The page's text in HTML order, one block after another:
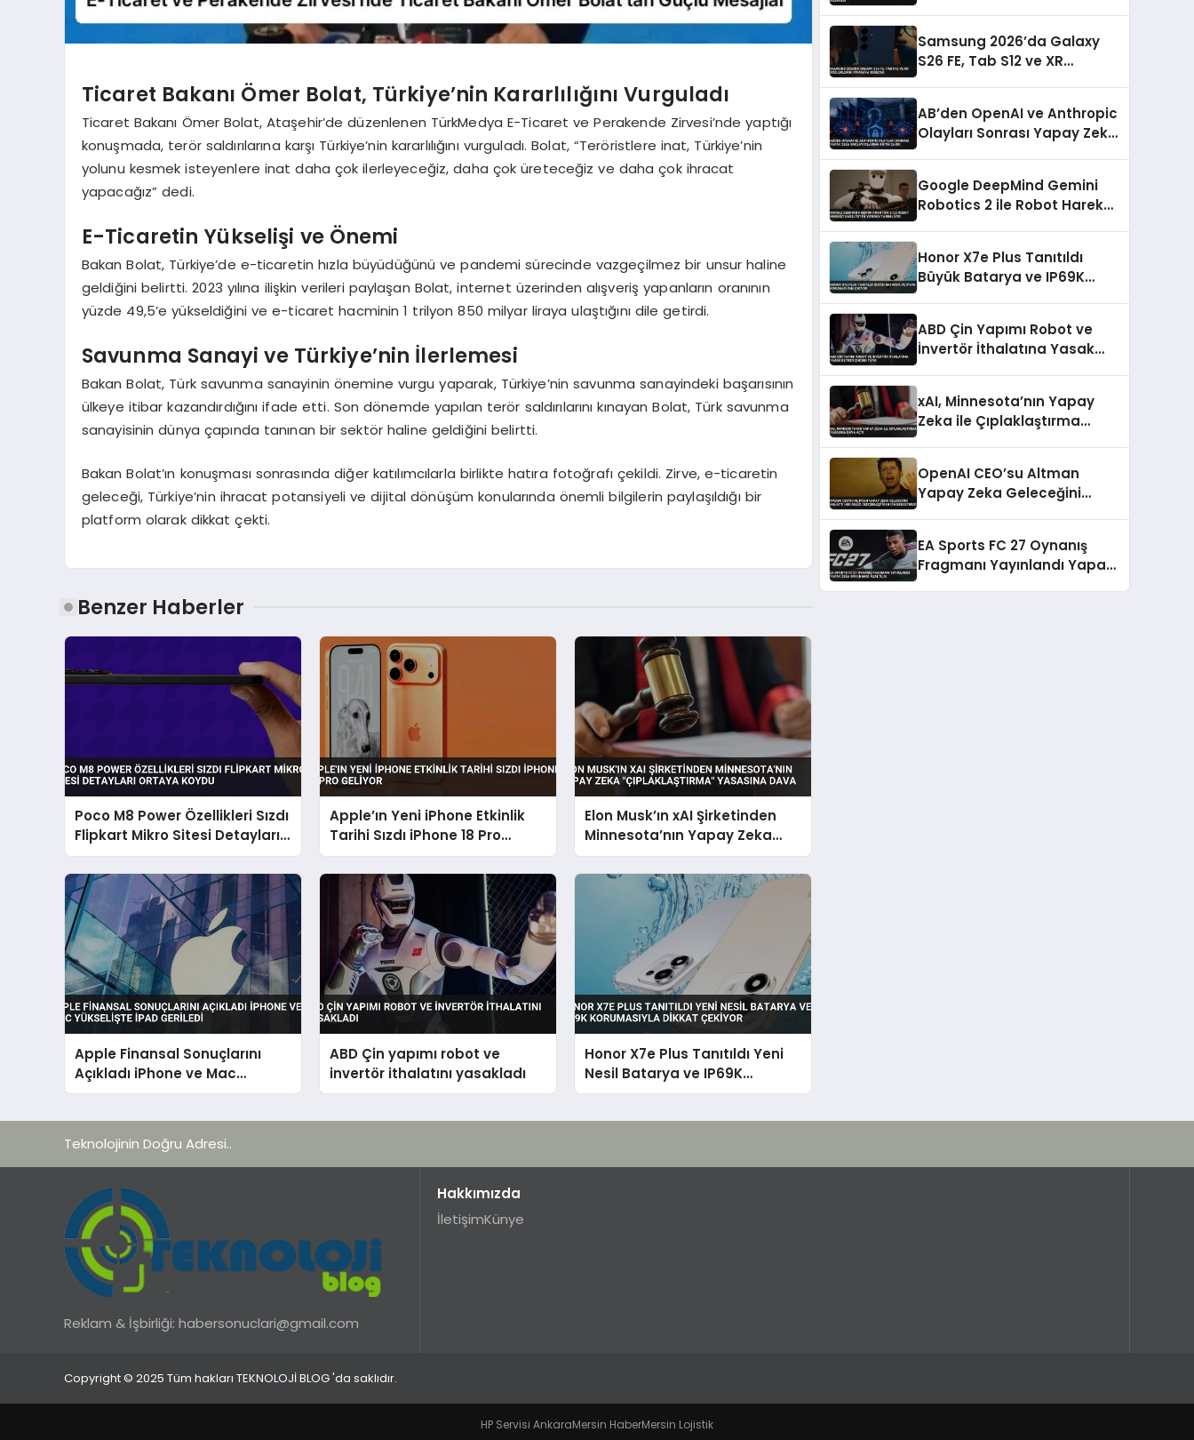
Ticaret Bakanı Ömer Bolat, Türkiye’nin Kararlılığını Vurguladı
Ticaret Bakanı Ömer Bolat, Ataşehir’de düzenlenen TürkMedya E-Ticaret ve Perakende Zirvesi’nde yaptığı
konuşmada, terör saldırılarına karşı Türkiye’nin kararlılığını vurguladı. Bolat, “Teröristlere inat, Türkiye’nin
yolunu kesmek isteyenlere inat daha çok ilerleyeceğiz, daha çok üreteceğiz ve daha çok ihracat
yapacağız” dedi.
E-Ticaretin Yükselişi ve Önemi
Bakan Bolat, Türkiye’de e-ticaretin hızla büyüdüğünü ve pandemi sürecinde vazgeçilmez bir unsur haline
geldiğini belirtti. 2023 yılına ilişkin verileri paylaşan Bolat, internet üzerinden alışveriş yapanların oranının
yüzde 49,5’e yükseldiğini ve e-ticaret hacminin 1 trilyon 850 milyar liraya ulaştığını dile getirdi.
Savunma Sanayi ve Türkiye’nin İlerlemesi
Bakan Bolat, Türk savunma sanayinin önemine vurgu yaparak, Türkiye’nin savunma sanayindeki başarısının
ülkeye itibar kazandırdığını ifade etti. Son dönemde yapılan terör saldırılarını kınayan Bolat, Türk savunma
sanayisinin dünya çapında tanınan bir sektör haline geldiğini belirtti.
Bakan Bolat’ın konuşması sonrasında diğer katılımcılarla birlikte hatıra fotoğrafı çekildi. Zirve, e-ticaretin
geleceği, Türkiye’nin ihracat potansiyeli ve dijital dönüşüm konularında önemli bilgilerin paylaşıldığı bir
platform olarak dikkat çekti.
Benzer Haberler
Poco M8 Power Özellikleri Sızdı
Flipkart Mikro Sitesi Detayları
Ortaya Koydu
Apple’ın Yeni iPhone Etkinlik
Tarihi Sızdı iPhone 18 Pro
Geliyor
Elon Musk’ın xAI Şirketinden
Minnesota’nın Yapay Zeka
“Çıplaklaştırma” Yasasına
Dava
Apple Finansal Sonuçlarını
Açıkladı iPhone ve Mac
Yükselişte iPad Geriledi
ABD Çin yapımı robot ve
invertör ithalatını yasakladı
Honor X7e Plus Tanıtıldı Yeni
Nesil Batarya ve IP69K
Korumasıyla Dikkat Çekiyor
Samsung 2026’da Galaxy
S26 FE, Tab S12 ve XR
AB’den OpenAI ve Anthropic
Olayları Sonrası Yapay Zeka
Google DeepMind Gemini
Robotics 2 ile Robot Hareket
Honor X7e Plus Tanıtıldı
Büyük Batarya ve IP69K
ABD Çin Yapımı Robot ve
İnvertör İthalatına Yasak
xAI, Minnesota’nın Yapay
Zeka ile Çıplaklaştırma
OpenAI CEO’su Altman
Yapay Zeka Geleceğini
Benzetmesi
EA Sports FC 27 Oynanış
Fragmanı Yayınlandı Yapay
Teknolojinin Doğru Adresi..
Reklam & İşbirliği: habersonuclari@gmail.com
Hakkımızda
İletişimKünye
Copyright © 2025 Tüm hakları TEKNOLOJİ BLOG 'da saklıdır.
HP Servisi AnkaraMersin HaberMersin Lojistik